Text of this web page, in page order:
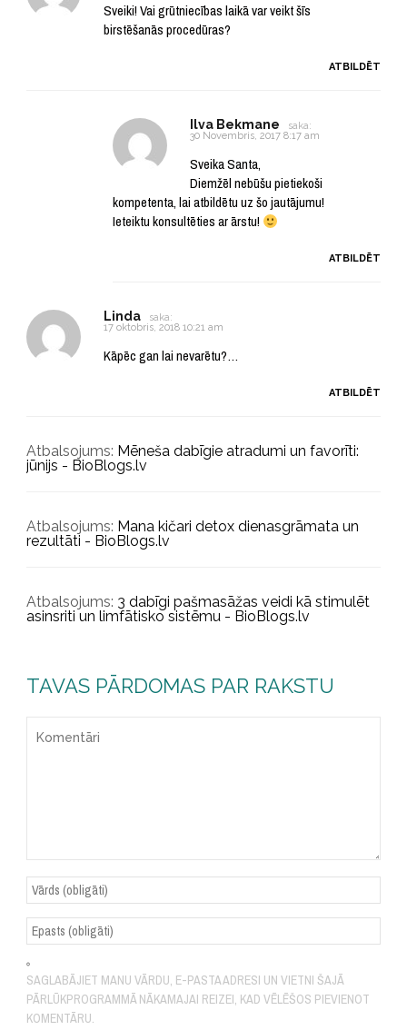
Sveiki! Vai grūtniecības laikā var veikt šīs
birstēšanās procedūras?
ATBILDĒT
Ilva Bekmane
saka:
30 Novembris, 2017 8:17 am
Sveika Santa,
Diemžēl nebūšu pietiekoši
kompetenta, lai atbildētu uz šo jautājumu!
Ieteiktu konsultēties ar ārstu!
ATBILDĒT
Linda
saka:
17 oktobris, 2018 10:21 am
Kāpēc gan lai nevarētu?…
ATBILDĒT
Atbalsojums: Mēneša dabīgie atradumi un favorīti:
jūnijs - BioBlogs.lv
Atbalsojums: Mana kičari detox dienasgrāmata un
rezultāti - BioBlogs.lv
Atbalsojums: 3 dabīgi pašmasāžas veidi kā stimulēt
asinsriti un limfātisko sistēmu - BioBlogs.lv
TAVAS PĀRDOMAS PAR RAKSTU
SAGLABĀJIET MANU VĀRDU, E-PASTA ADRESI UN VIETNI ŠAJĀ
PĀRLŪKPROGRAMMĀ NĀKAMAJAI REIZEI, KAD VĒLĒŠOS PIEVIENOT
KOMENTĀRU.